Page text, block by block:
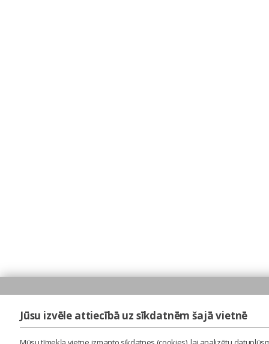
Jūsu izvēle attiecībā uz sīkdatnēm šajā vietnē